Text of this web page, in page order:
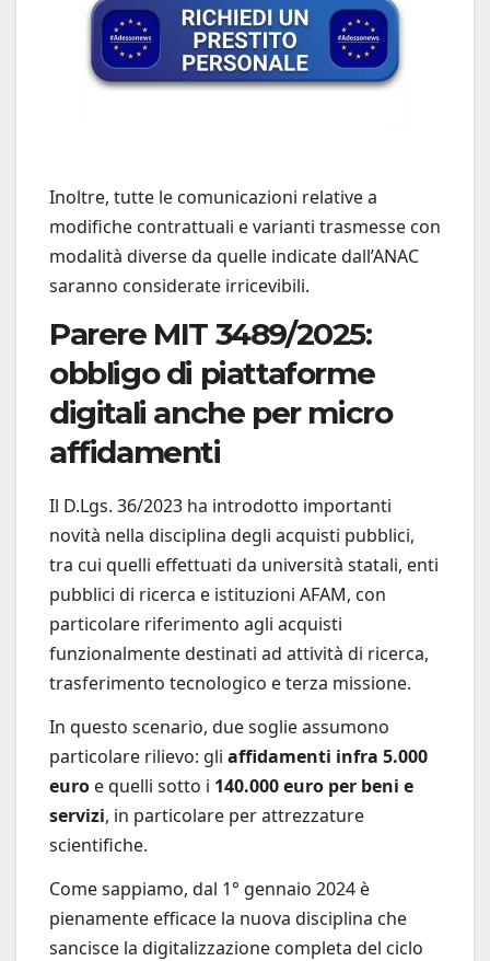
Inoltre, tutte le comunicazioni relative a
modifiche contrattuali e varianti trasmesse con
modalità diverse da quelle indicate dall’ANAC
saranno considerate irricevibili.
Parere MIT 3489/2025:
obbligo di piattaforme
digitali anche per micro
affidamenti
Il D.Lgs. 36/2023 ha introdotto importanti
novità nella disciplina degli acquisti pubblici,
tra cui quelli effettuati da università statali, enti
pubblici di ricerca e istituzioni AFAM, con
particolare riferimento agli acquisti
funzionalmente destinati ad attività di ricerca,
trasferimento tecnologico e terza missione.
In questo scenario, due soglie assumono
particolare rilievo: gli affidamenti infra 5.000
euro e quelli sotto i 140.000 euro per beni e
servizi, in particolare per attrezzature
scientifiche.
Come sappiamo, dal 1° gennaio 2024 è
pienamente efficace la nuova disciplina che
sancisce la digitalizzazione completa del ciclo